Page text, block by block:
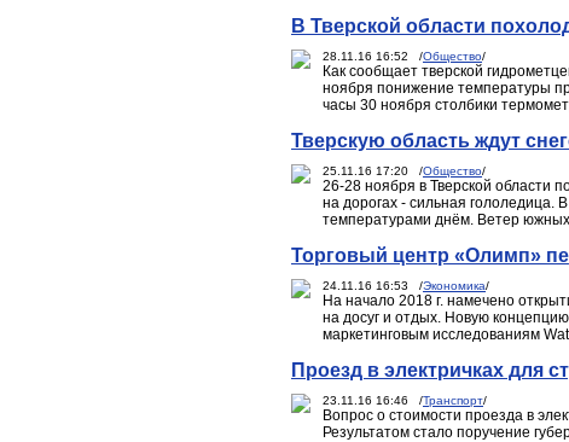
В Тверской области
28.11.16 16:52 /Общество/
Как сообщает тверской
ноября понижение температуры
часы 30 ноября столбики
Тверскую область ждут
25.11.16 17:20 /Общество/
26-28 ноября в Тверской области
на дорогах - сильная гололедица.
температурами днём. Ветер южных
Торговый центр «Олимп»
24.11.16 16:53 /Экономика/
На начало 2018 г. намечено
на досуг и отдых. Новую
маркетинговым исследованиям
Проезд в электричках для
23.11.16 16:46 /Транспорт/
Вопрос о стоимости проезда в
Результатом стало поручение